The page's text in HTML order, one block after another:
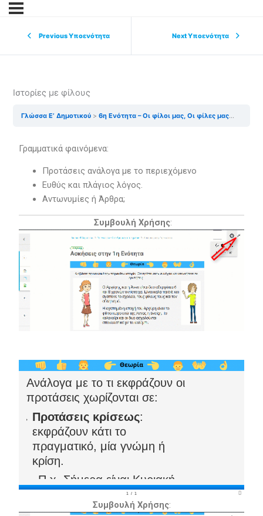
Previous Υποενότητα Next Υποενότητα
Ιστορίες με φίλους
Γλώσσα Ε’ Δημοτικού 6η Ενότητα – Οι φίλοι μας, Οι φίλες μας
Γραμματικά φαινόμενα:
Προτάσεις ανάλογα με το περιεχόμενο
Ευθύς και πλάγιος λόγος.
Αντωνυμίες ή Άρθρα;
Συμβουλή Χρήσης:
Συμβουλή Χρήσης: